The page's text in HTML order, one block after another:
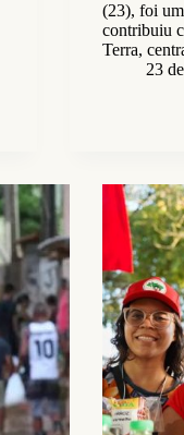
(23), foi
contribuiu
Terra,
23